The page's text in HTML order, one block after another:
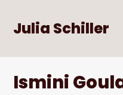
Julia Schiller
Ismini